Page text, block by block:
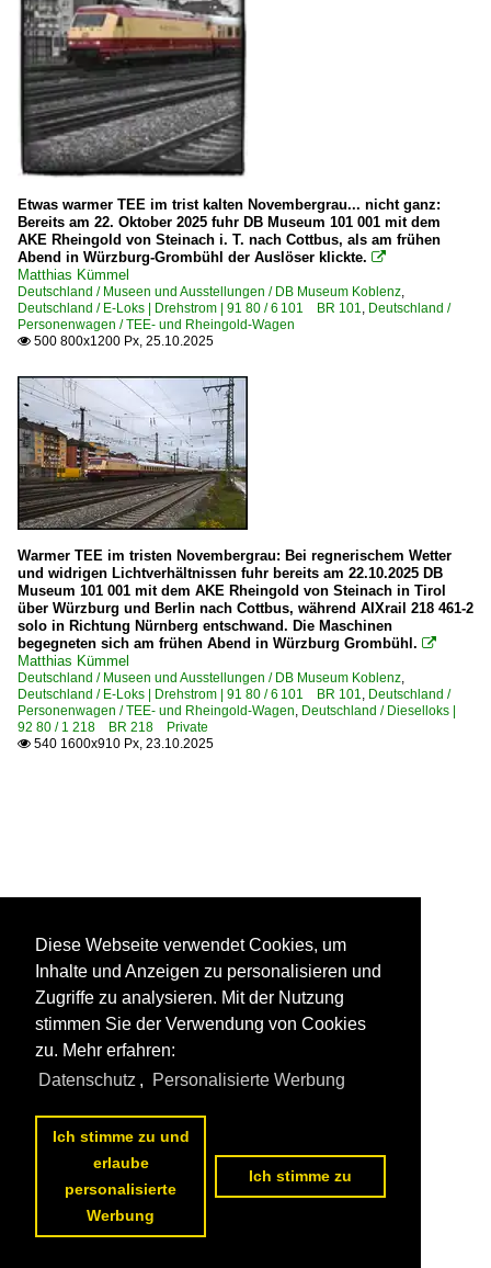
Etwas warmer TEE im trist kalten Novembergrau... nicht ganz:
Bereits am 22. Oktober 2025 fuhr DB Museum 101 001 mit dem
AKE Rheingold von Steinach i. T. nach Cottbus, als am frühen
Abend in Würzburg-Grombühl der Auslöser klickte. 
Matthias Kümmel
Deutschland / Museen und Ausstellungen / DB Museum Koblenz,
Deutschland / E-Loks | Drehstrom | 91 80 / 6 101 BR 101, Deutschland /
Personenwagen / TEE- und Rheingold-Wagen
 500 800x1200 Px, 25.10.2025
Warmer TEE im tristen Novembergrau: Bei regnerischem Wetter
und widrigen Lichtverhältnissen fuhr bereits am 22.10.2025 DB
Museum 101 001 mit dem AKE Rheingold von Steinach in Tirol
über Würzburg und Berlin nach Cottbus, während AIXrail 218 461-2
solo in Richtung Nürnberg entschwand. Die Maschinen
begegneten sich am frühen Abend in Würzburg Grombühl. 
Matthias Kümmel
Deutschland / Museen und Ausstellungen / DB Museum Koblenz,
Deutschland / E-Loks | Drehstrom | 91 80 / 6 101 BR 101, Deutschland /
Personenwagen / TEE- und Rheingold-Wagen, Deutschland / Dieselloks |
92 80 / 1 218 BR 218 Private
 540 1600x910 Px, 23.10.2025
Diese Webseite verwendet Cookies, um
Inhalte und Anzeigen zu personalisieren und
Zugriffe zu analysieren. Mit der Nutzung
stimmen Sie der Verwendung von Cookies
zu. Mehr erfahren:
Datenschutz , Personalisierte Werbung
Ich stimme zu und
erlaube
personalisierte
Werbung
Ich stimme zu